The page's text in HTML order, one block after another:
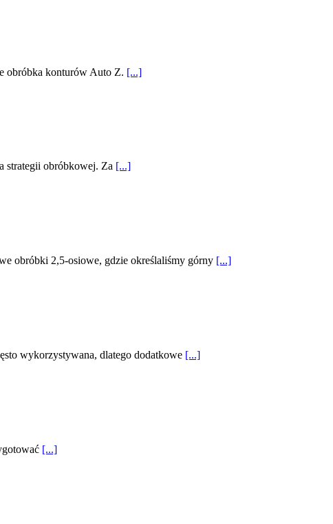
obróbka konturów Auto Z. [...]
strategii obróbkowej. Za [...]
obróbki 2,5-osiowe, gdzie określaliśmy górny [...]
wykorzystywana, dlatego dodatkowe [...]
[...]